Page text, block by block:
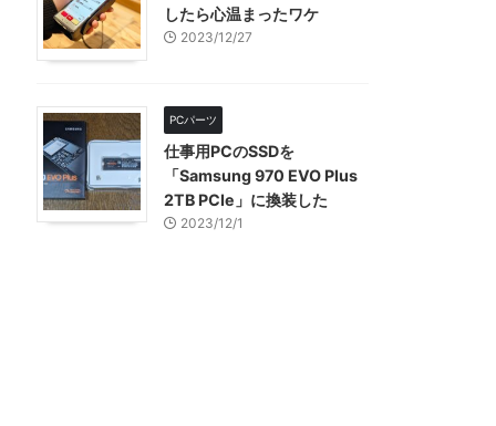
したら心温まったワケ
2023/12/27
PCパーツ
仕事用PCのSSDを
「Samsung 970 EVO Plus
2TB PCIe」に換装した
2023/12/1